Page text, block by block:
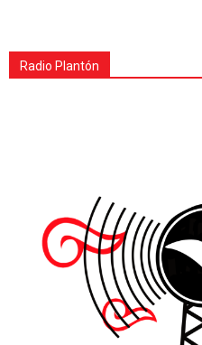
Radio Plantón